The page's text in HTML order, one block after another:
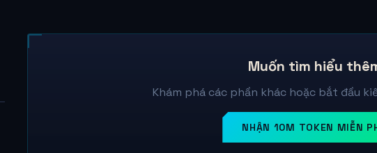
Muốn tìm hiểu
Khám phá các phần khác hoặc bắt đầu
NHẬN 10M TOKEN MIỄN